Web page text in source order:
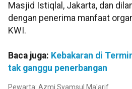
Masjid Istiqlal, Jakarta, dan
dengan penerima manfaat
KWI.
Baca juga: Kebakaran di
tak ganggu penerbangan
Pewarta: Azmi Syamsul Ma'arif